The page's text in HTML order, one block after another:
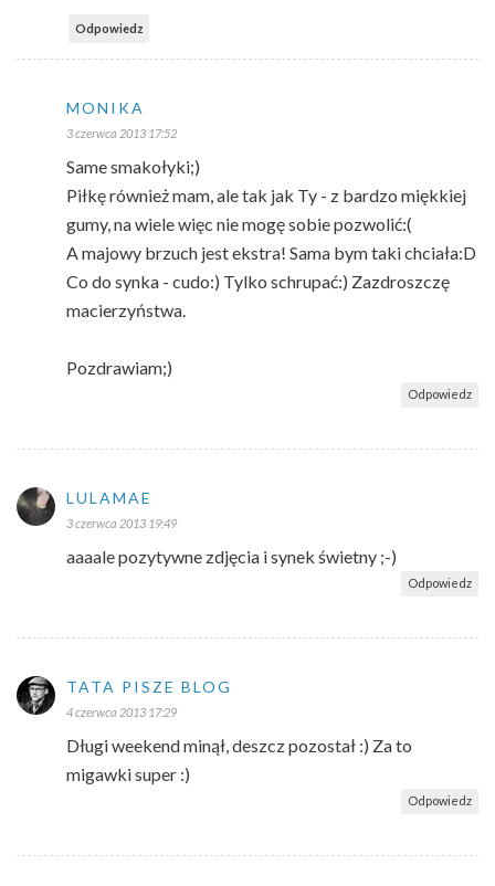
Odpowiedz
MONIKA
3 czerwca 2013 17:52
Same smakołyki;)
Piłkę również mam, ale tak jak Ty - z bardzo miękkiej
gumy, na wiele więc nie mogę sobie pozwolić:(
A majowy brzuch jest ekstra! Sama bym taki chciała:D
Co do synka - cudo:) Tylko schrupać:) Zazdroszczę
macierzyństwa.
Pozdrawiam;)
Odpowiedz
LULAMAE
3 czerwca 2013 19:49
aaaale pozytywne zdjęcia i synek świetny ;-)
Odpowiedz
TATA PISZE BLOG
4 czerwca 2013 17:29
Długi weekend minął, deszcz pozostał :) Za to
migawki super :)
Odpowiedz